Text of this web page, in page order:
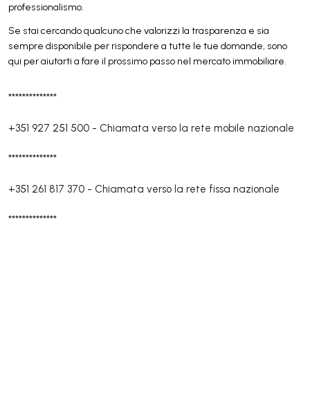
professionalismo.
Se stai cercando qualcuno che valorizzi la trasparenza e sia
sempre disponibile per rispondere a tutte le tue domande, sono
qui per aiutarti a fare il prossimo passo nel mercato immobiliare.
**************
+351 927 251 500 - Chiamata verso la rete mobile nazionale
**************
+351 261 817 370 - Chiamata verso la rete fissa nazionale
**************